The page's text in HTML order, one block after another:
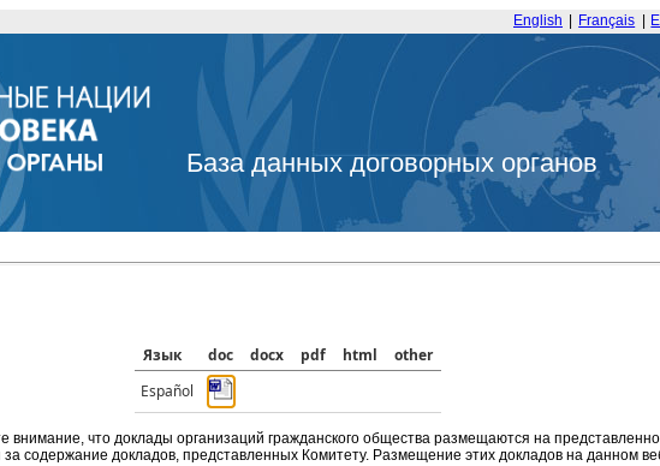
English Français
База данных договорных органов
Язык doc docx pdf html
other
Español
внимание, что доклады организаций гражданского общества размещаются на
содержание докладов, представленных Комитету. Размещение этих докладов на данном